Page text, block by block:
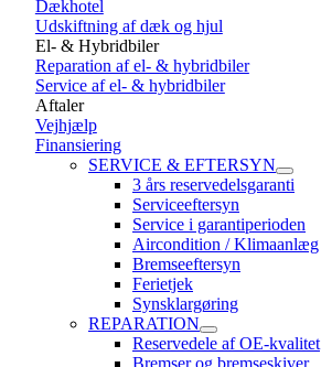
Dækhotel
Udskiftning af dæk og hjul
El- & Hybridbiler
Reparation af el- & hybridbiler
Service af el- & hybridbiler
Aftaler
Vejhjælp
Finansiering
SERVICE & EFTERSYN
3 års reservedelsgaranti
Serviceeftersyn
Service i garantiperioden
Aircondition / Klimaanlæg
Bremseeftersyn
Ferietjek
Synsklargøring
REPARATION
Reservedele af OE-kvalitet
Bremser og bremseskiver